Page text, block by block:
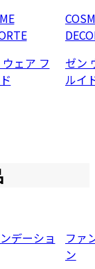
ェア フ
ゼン
ルイ
デーショ
ファ
ン